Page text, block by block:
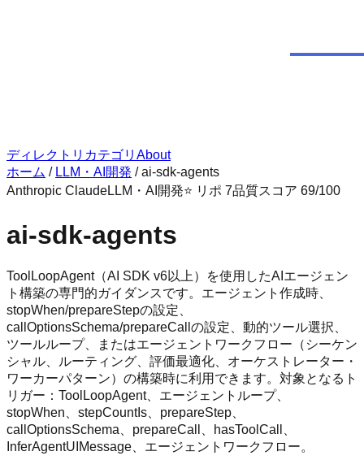
ディレクトリ カテゴリ About
ホーム / LLM・AI開発 /ai-sdk-agents
Anthropic ClaudeLLM・AI開発⭐ リポ 7品質スコア 69/100
ai-sdk-agents
ToolLoopAgent（AI SDK v6以上）を使用したAIエージェン
ト構築の専門的ガイダンスです。エージェント作成時、
stopWhen/prepareStepの設定、
callOptionsSchema/prepareCallの設定、動的ツール選択、
ツールループ、またはエージェントワークフロー（シーケン
シャル、ルーティング、評価最適化、オーケストレーター・
ワーカーパターン）の構築時に利用できます。対象となるト
リガー：ToolLoopAgent、エージェントループ、
stopWhen、stepCountIs、prepareStep、
callOptionsSchema、prepareCall、hasToolCall、
InferAgentUIMessage、エージェントワークフロー。